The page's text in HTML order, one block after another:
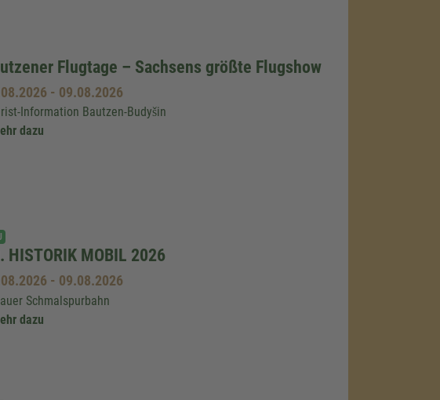
Flugtage – Sachsens größte Flugshow
- 09.08.2026
Information Bautzen-Budyšin
dazu
HISTORIK MOBIL 2026
- 09.08.2026
Schmalspurbahn
dazu